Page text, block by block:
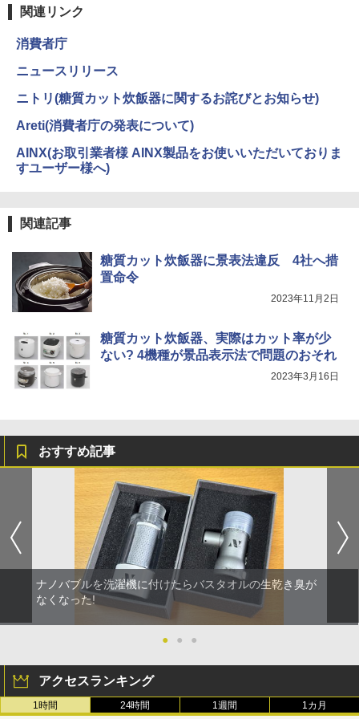
関連リンク
消費者庁
ニュースリリース
ニトリ(糖質カット炊飯器に関するお詫びとお知らせ)
Areti(消費者庁の発表について)
AINX(お取引業者様 AINX製品をお使いいただいておりま
すユーザー様へ)
関連記事
糖質カット炊飯器に景表法違反 4社へ措
置命令
2023年11月2日
糖質カット炊飯器、実際はカット率が少
ない? 4機種が景品表示法で問題のおそれ
2023年3月16日
おすすめ記事
ナノバブルを洗濯機に付けたらバスタオルの生乾き臭が
なくなった!
● ● ●
アクセスランキング
1時間 24時間 1週間 1カ月